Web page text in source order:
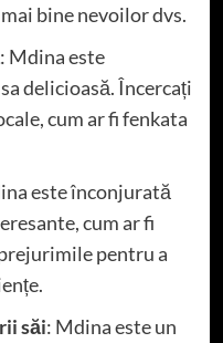
bine nevoilor dvs.
: Mdina este
delicioasă. Încercați
cum ar fi fenkata
este înconjurată
cum ar fi
pentru a
săi: Mdina este un